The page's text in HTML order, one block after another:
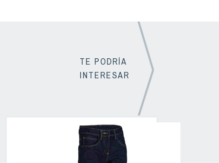
TE PODRÍA
INTERESAR